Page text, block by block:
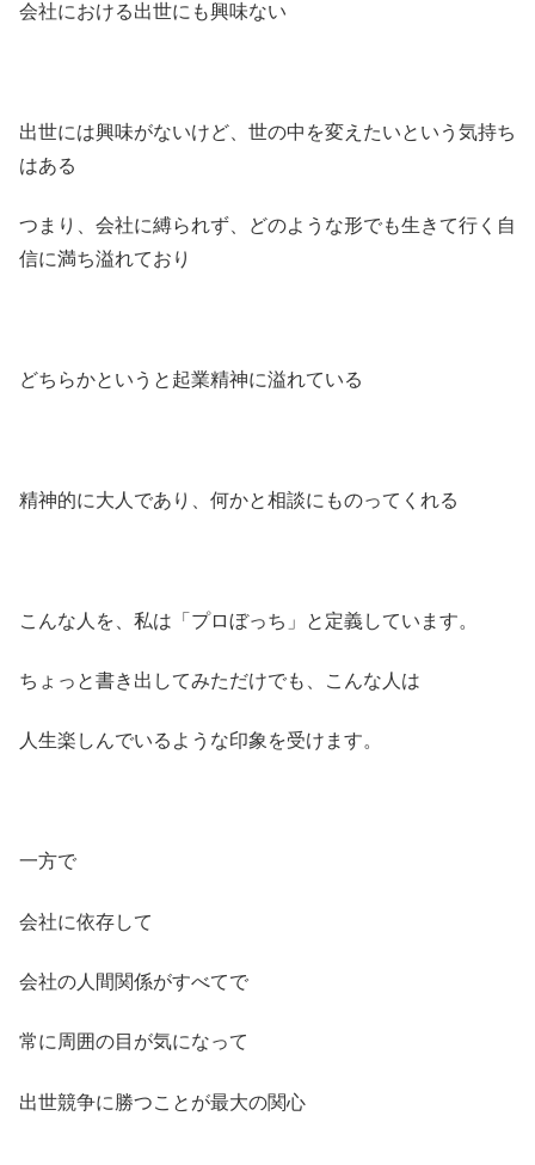
会社における出世にも興味ない
出世には興味がないけど、世の中を変えたいという気持ち
はある
つまり、会社に縛られず、どのような形でも生きて行く自
信に満ち溢れており
どちらかというと起業精神に溢れている
精神的に大人であり、何かと相談にものってくれる
こんな人を、私は「プロぼっち」と定義しています。
ちょっと書き出してみただけでも、こんな人は
人生楽しんでいるような印象を受けます。
一方で
会社に依存して
会社の人間関係がすべてで
常に周囲の目が気になって
出世競争に勝つことが最大の関心